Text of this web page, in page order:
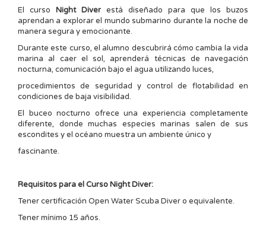
El curso Night Diver está diseñado para que los buzos
aprendan a explorar el mundo submarino durante la noche de
manera segura y emocionante.
Durante este curso, el alumno descubrirá cómo cambia la vida
marina al caer el sol, aprenderá técnicas de navegación
nocturna, comunicación bajo el agua utilizando luces,
procedimientos de seguridad y control de flotabilidad en
condiciones de baja visibilidad.
El buceo nocturno ofrece una experiencia completamente
diferente, donde muchas especies marinas salen de sus
escondites y el océano muestra un ambiente único y
fascinante.
Requisitos para el Curso Night Diver:
Tener certificación Open Water Scuba Diver o equivalente.
Tener mínimo 15 años.